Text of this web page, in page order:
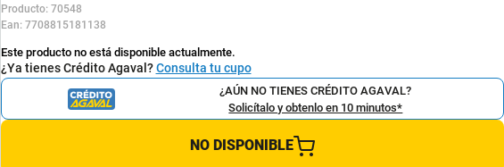
Producto: 70548
Ean: 7708815181138
Este producto no está disponible actualmente.
¿Ya tienes Crédito Agaval?Consulta tu cupo
¿AÚN NO TIENES CRÉDITO AGAVAL?
Solicítalo y obtenlo en 10 minutos*
NO DISPONIBLE